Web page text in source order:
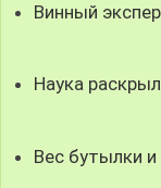
Винный
Наука
Вес бутылки и